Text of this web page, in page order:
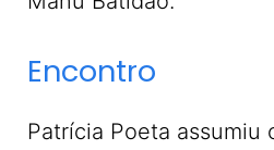
Encontro
Patrícia Poeta assumiu